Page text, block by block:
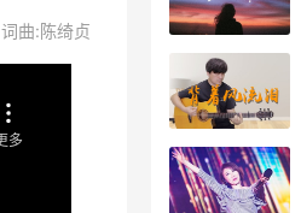
词曲:陈绮贞